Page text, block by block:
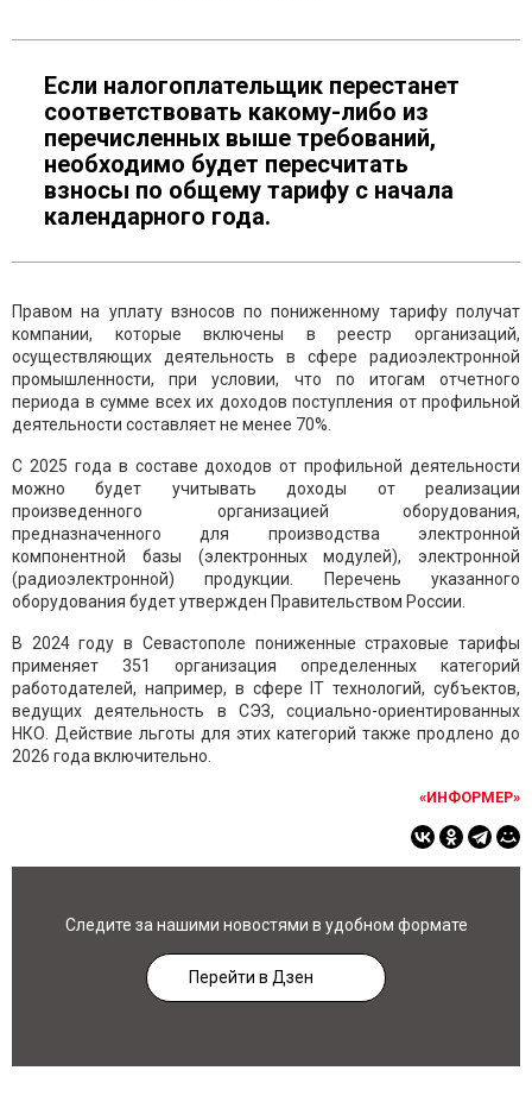
Если налогоплательщик перестанет
соответствовать какому-либо из
перечисленных выше требований,
необходимо будет пересчитать
взносы по общему тарифу с начала
календарного года.
Правом на уплату взносов по пониженному тарифу получат
компании, которые включены в реестр организаций,
осуществляющих деятельность в сфере радиоэлектронной
промышленности, при условии, что по итогам отчетного
периода в сумме всех их доходов поступления от профильной
деятельности составляет не менее 70%.
С 2025 года в составе доходов от профильной деятельности
можно будет учитывать доходы от реализации
произведенного организацией оборудования,
предназначенного для производства электронной
компонентной базы (электронных модулей), электронной
(радиоэлектронной) продукции. Перечень указанного
оборудования будет утвержден Правительством России.
В 2024 году в Севастополе пониженные страховые тарифы
применяет 351 организация определенных категорий
работодателей, например, в сфере IT технологий, субъектов,
ведущих деятельность в СЭЗ, социально-ориентированных
НКО. Действие льготы для этих категорий также продлено до
2026 года включительно.
«ИНФОРМЕР»
Следите за нашими новостями в удобном формате
Перейти в Дзен